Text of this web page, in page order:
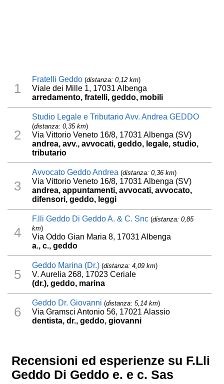
1
Fratelli Geddo (distanza: 0,12 km)
Viale dei Mille 1, 17031 Albenga
arredamento, fratelli, geddo, mobili
2
Studio Legale e Tributario Avv. Andrea GEDDO
(distanza: 0,35 km)
Via Vittorio Veneto 16/8, 17031 Albenga (SV)
andrea, avv., avvocati, geddo, legale, studio,
tributario
3
Avvocato Geddo Andrea (distanza: 0,36 km)
Via Vittorio Veneto 16/8, 17031 Albenga (SV)
andrea, appuntamenti, avvocati, avvocato,
difensori, geddo, leggi
4
F.lli Geddo Di Geddo A. & C. Snc (distanza: 0,85
km)
Via Oddo Gian Maria 8, 17031 Albenga
a., c., geddo
5
Geddo Marina (Dr.) (distanza: 4,09 km)
V. Aurelia 268, 17023 Ceriale
(dr.), geddo, marina
6
Geddo Dr. Giovanni (distanza: 5,14 km)
Via Gramsci Antonio 56, 17021 Alassio
dentista, dr., geddo, giovanni
Recensioni ed esperienze su F.Lli
Geddo Di Geddo e. e c. Sas